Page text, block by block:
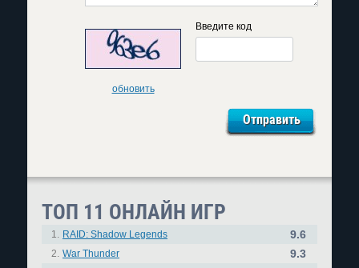
обновить
Введите код
ТОП 11 ОНЛАЙН ИГР
1. RAID: Shadow Legends 9.6
2. War Thunder 9.3